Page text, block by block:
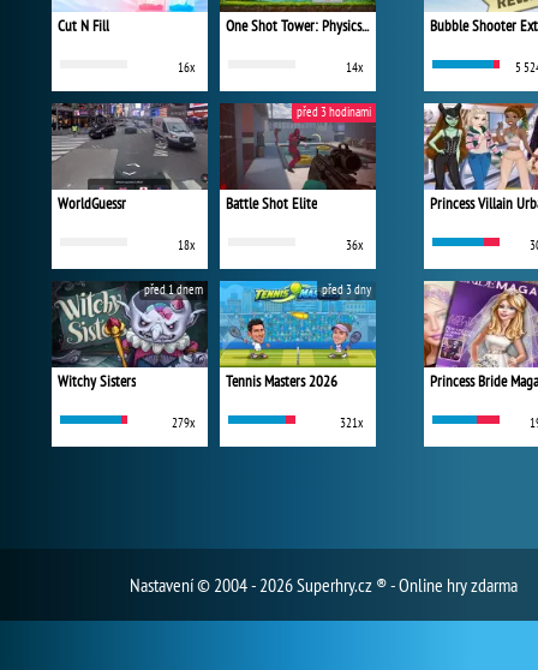
Cut N Fill
16x
One Shot Tower: Physics Destroyer
14x
WorldGuessr
18x
Battle Shot Elite
36x
před 3 hodinami
Witchy Sisters
279x
před 1 dnem
Tennis Masters 2026
321x
před 3 dny
Bubble Shooter
5
Princess Bride
Nastavení© 2004 - 2026 Superhry.cz ® - Online hry zdarma